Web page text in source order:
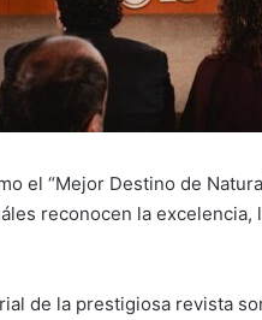
el “Mejor Destino de
reconocen la
de la prestigiosa revista